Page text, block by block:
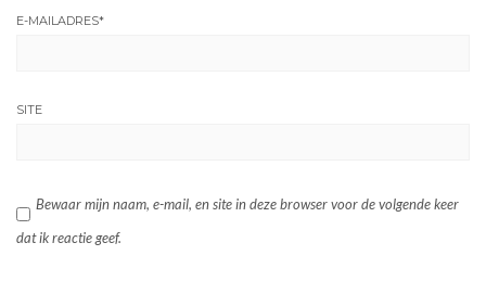
E-MAILADRES*
SITE
Bewaar mijn naam, e-mail, en site in deze browser voor de volgende keer
dat ik reactie geef.